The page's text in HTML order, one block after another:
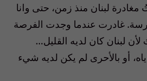
مغادرة لبنان منذ زمن، حتى وانا
غادرت عندما وجدت الفرصة
لأن لبنان كان لديه القليل…
أو بالأحرى لم يكن لديه شيء